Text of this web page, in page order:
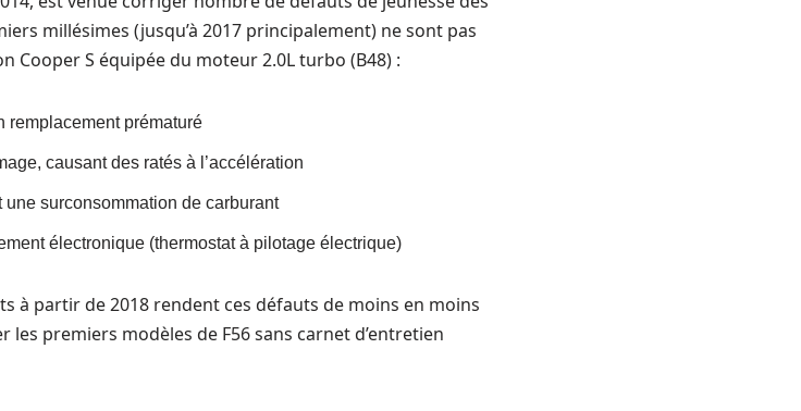
millésimes (jusqu’à 2017 principalement) ne sont pas
Cooper S équipée du moteur 2.0L turbo (B48) :
remplacement prématuré
causant des ratés à l’accélération
surconsommation de carburant
électronique (thermostat à pilotage électrique)
à partir de 2018 rendent ces défauts de moins en moins
premiers modèles de F56 sans carnet d’entretien